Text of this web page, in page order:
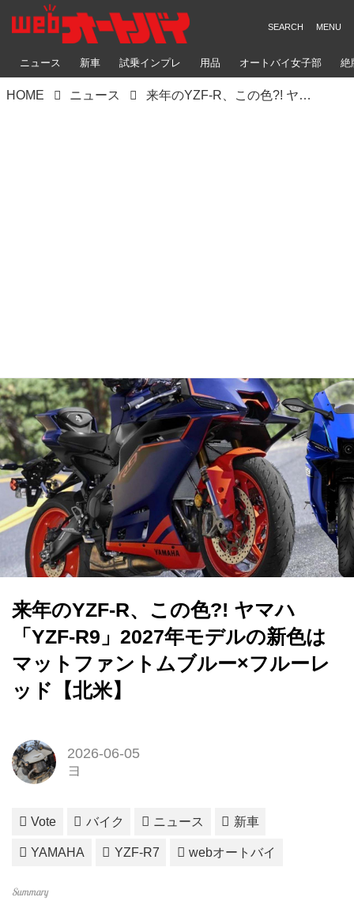
ニュース 新車 試乗インプレ 用品 オートバイ女子部 絶
HOME ニュース 来年のYZF-R、この色?! ヤマハ「YZF-R9」2027年モデルの新色はマットファントムブルー×フルーレッド【北米】
来年のYZF-R、この色?! ヤマハ
「YZF-R9」2027年モデルの新色は
マットファントムブルー×フルーレ
ッド【北米】
2026-06-05
ヨ
Vote バイク ニュース 新車
YAMAHA YZF-R7 webオートバイ